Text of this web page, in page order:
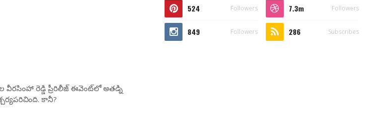
రెడ్డి ప్రీరిలీజ్ ఈవెంట్‌లో అతడ్ని
కానీ?
524 Followers 7.3m Followers
849 Followers 286 Subscribes